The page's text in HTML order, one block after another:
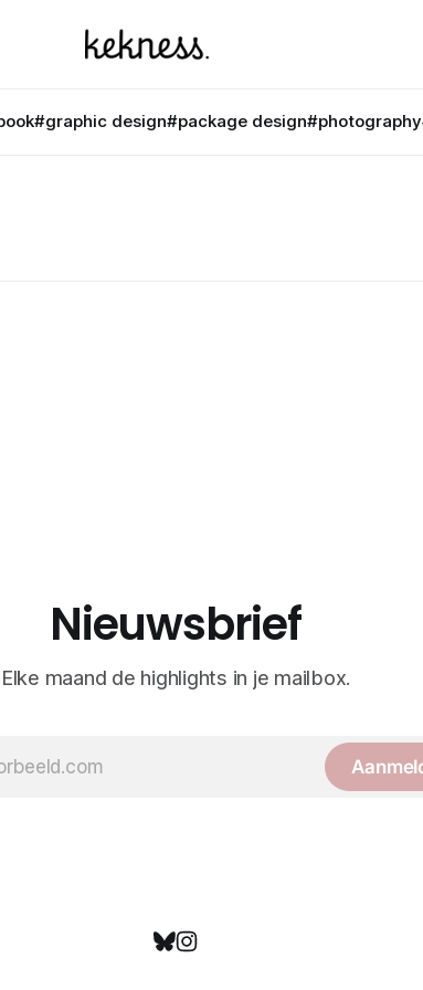
#graphic design#package design#photography
Nieuwsbrief
Elke maand de highlights in je mailbox.